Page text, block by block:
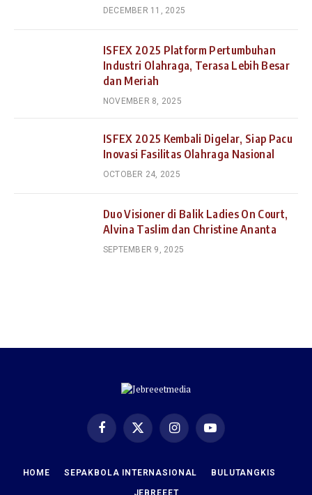
DECEMBER 11, 2025
ISFEX 2025 Platform Pertumbuhan
Industri Olahraga, Terasa Lebih Besar
dan Meriah
NOVEMBER 8, 2025
ISFEX 2025 Kembali Digelar, Siap Pacu
Inovasi Fasilitas Olahraga Nasional
OCTOBER 24, 2025
Duo Visioner di Balik Ladies On Court,
Alvina Taslim dan Christine Ananta
SEPTEMBER 9, 2025
FacebookX
(Twitter)
InstagramYouTube
HOME SEPAKBOLA INTERNASIONAL BULUTANGKIS
JEBREEET